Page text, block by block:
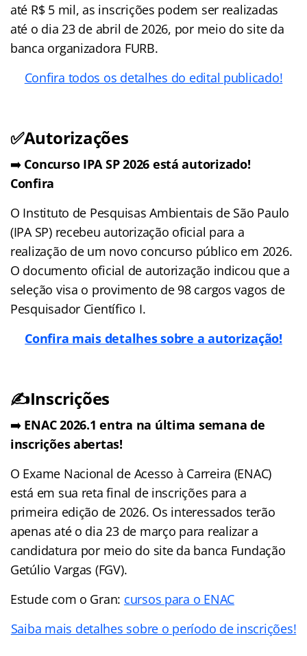
até R$ 5 mil, as inscrições podem ser realizadas
até o dia 23 de abril de 2026, por meio do site da
banca organizadora FURB.
Confira todos os detalhes do edital publicado!
✅Autorizações
➡️ Concurso IPA SP 2026 está autorizado!
Confira
O Instituto de Pesquisas Ambientais de São Paulo
(IPA SP) recebeu autorização oficial para a
realização de um novo concurso público em 2026.
O documento oficial de autorização indicou que a
seleção visa o provimento de 98 cargos vagos de
Pesquisador Científico I.
Confira mais detalhes sobre a autorização!
✍️Inscrições
➡️ ENAC 2026.1 entra na última semana de
inscrições abertas!
O Exame Nacional de Acesso à Carreira (ENAC)
está em sua reta final de inscrições para a
primeira edição de 2026. Os interessados terão
apenas até o dia 23 de março para realizar a
candidatura por meio do site da banca Fundação
Getúlio Vargas (FGV).
Estude com o Gran: cursos para o ENAC
Saiba mais detalhes sobre o período de inscrições!